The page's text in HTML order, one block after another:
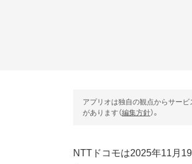
アプリオは独自の観点からサービ
があります（編集方針）。
NTTドコモは2025年11月